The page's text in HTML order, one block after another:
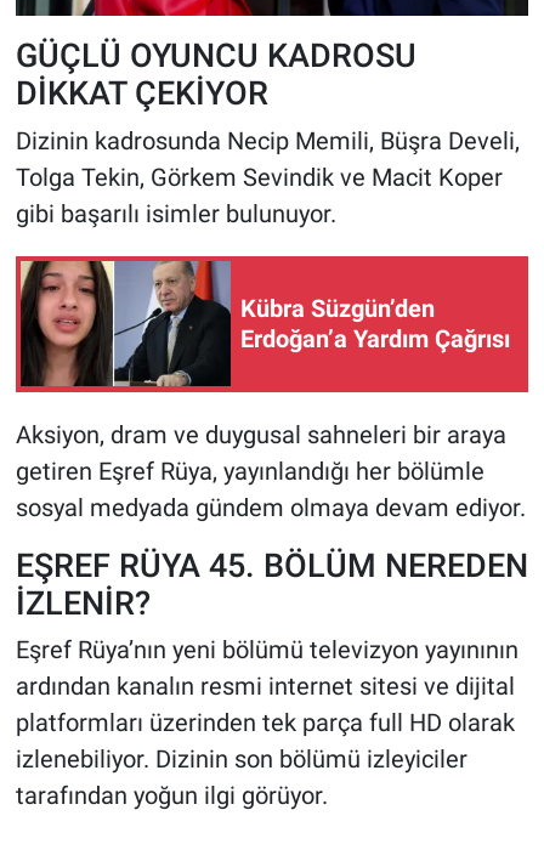
GÜÇLÜ OYUNCU KADROSU
DİKKAT ÇEKİYOR
Dizinin kadrosunda Necip Memili, Büşra Develi,
Tolga Tekin, Görkem Sevindik ve Macit Koper
gibi başarılı isimler bulunuyor.
Kübra Süzgün’den
Erdoğan’a Yardım Çağrısı
Aksiyon, dram ve duygusal sahneleri bir araya
getiren Eşref Rüya, yayınlandığı her bölümle
sosyal medyada gündem olmaya devam ediyor.
EŞREF RÜYA 45. BÖLÜM NEREDEN
İZLENİR?
Eşref Rüya’nın yeni bölümü televizyon yayınının
ardından kanalın resmi internet sitesi ve dijital
platformları üzerinden tek parça full HD olarak
izlenebiliyor. Dizinin son bölümü izleyiciler
tarafından yoğun ilgi görüyor.